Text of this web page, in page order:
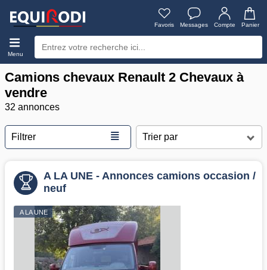
Favoris Messages Compte Panier
Menu
Camions chevaux Renault 2 Chevaux à
vendre
32 annonces
Filtrer ≣
A LA UNE - Annonces camions occasion /
neuf
A LA UNE